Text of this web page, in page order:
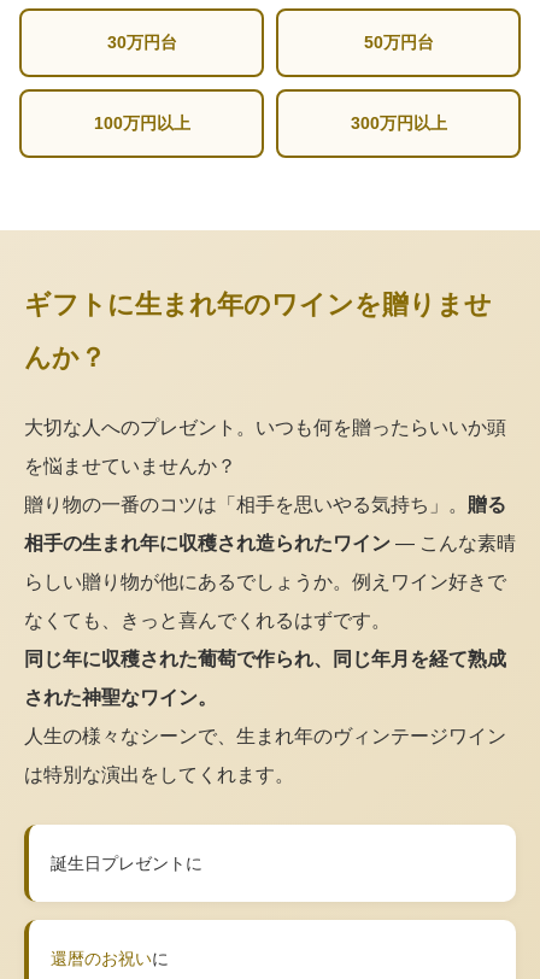
30万円台 50万円台
100万円以上 300万円以上
ギフトに生まれ年のワインを贈りませ
んか？
大切な人へのプレゼント。いつも何を贈ったらいいか頭
を悩ませていませんか？
贈り物の一番のコツは「相手を思いやる気持ち」。 贈る
相手の生まれ年に収穫され造られたワイン — こんな素晴
らしい贈り物が他にあるでしょうか。例えワイン好きで
なくても、きっと喜んでくれるはずです。
同じ年に収穫された葡萄で作られ、同じ年月を経て熟成
された神聖なワイン。
人生の様々なシーンで、生まれ年のヴィンテージワイン
は特別な演出をしてくれます。
誕生日プレゼントに
還暦のお祝いに